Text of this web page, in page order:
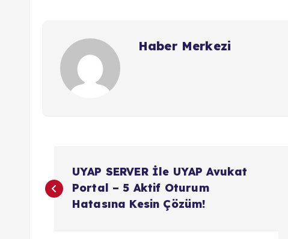
Haber Merkezi
a
UYAP SERVER İle UYAP Avukat
Portal – 5 Aktif Oturum
Hatasına Kesin Çözüm!